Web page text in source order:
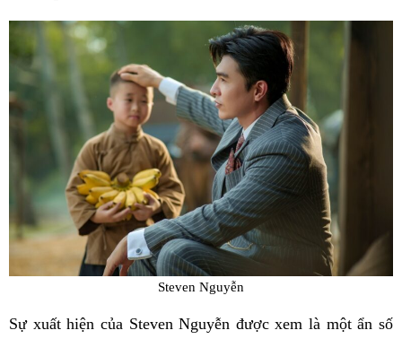
Steven Nguyễn
Sự xuất hiện của Steven Nguyễn được xem là một ẩn số